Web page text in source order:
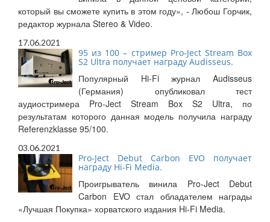
который вы сможете купить в этом году», - Любош Горчик,
редактор журнала Stereo & Video.
17.06.2021
95 из 100 – стример Pro-Ject Stream Box
S2 Ultra получает награду Audisseus.
Популярный Hi-Fi журнал Audisseus
(Германия) опубликовал тест
аудиостримера Pro-Ject Stream Box S2 Ultra, по
результатам которого данная модель получила награду
Referenzklasse 95/100.
03.06.2021
Pro-Ject Debut Carbon EVO получает
награду Hi-Fi Media.
Проигрыватель винила Pro-Ject Debut
Carbon EVO стал обладателем награды
«Лучшая Покупка» хорватского издания Hi-Fi Media.